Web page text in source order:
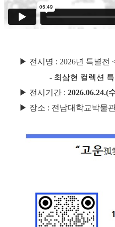
▶ 전시명 : 2026년 특별전
- 최삼현 컬렉션
▶ 전시기간 : 2026.06.24.(
▶ 장소 : 전남대학교박물